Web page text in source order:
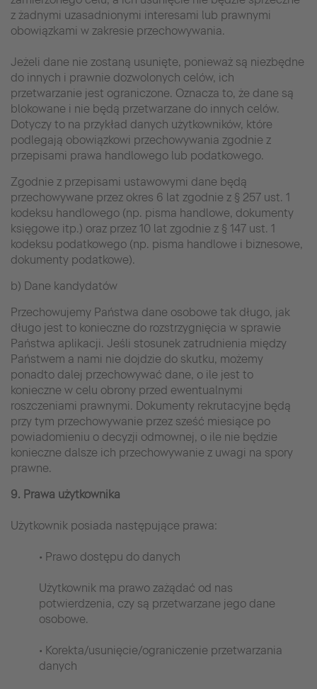
z żadnymi uzasadnionymi interesami lub prawnymi
obowiązkami w zakresie przechowywania.
Jeżeli dane nie zostaną usunięte, ponieważ są niezbędne
do innych i prawnie dozwolonych celów, ich
przetwarzanie jest ograniczone. Oznacza to, że dane są
blokowane i nie będą przetwarzane do innych celów.
Dotyczy to na przykład danych użytkowników, które
podlegają obowiązkowi przechowywania zgodnie z
przepisami prawa handlowego lub podatkowego.
Zgodnie z przepisami ustawowymi dane będą
przechowywane przez okres 6 lat zgodnie z § 257 ust. 1
kodeksu handlowego (np. pisma handlowe, dokumenty
księgowe itp.) oraz przez 10 lat zgodnie z § 147 ust. 1
kodeksu podatkowego (np. pisma handlowe i biznesowe,
dokumenty podatkowe).
b) Dane kandydatów
Przechowujemy Państwa dane osobowe tak długo, jak
długo jest to konieczne do rozstrzygnięcia w sprawie
Państwa aplikacji. Jeśli stosunek zatrudnienia między
Państwem a nami nie dojdzie do skutku, możemy
ponadto dalej przechowywać dane, o ile jest to
konieczne w celu obrony przed ewentualnymi
roszczeniami prawnymi. Dokumenty rekrutacyjne będą
przy tym przechowywanie przez sześć miesiące po
powiadomieniu o decyzji odmownej, o ile nie będzie
konieczne dalsze ich przechowywanie z uwagi na spory
prawne.
9. Prawa użytkownika
Użytkownik posiada następujące prawa:
• Prawo dostępu do danych
Użytkownik ma prawo zażądać od nas
potwierdzenia, czy są przetwarzane jego dane
osobowe.
• Korekta/usunięcie/ograniczenie przetwarzania
danych